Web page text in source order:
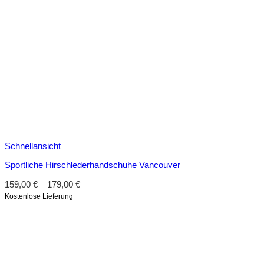
Schnellansicht
Sportliche Hirschlederhandschuhe Vancouver
159,00 € – 179,00 €
Kostenlose Lieferung